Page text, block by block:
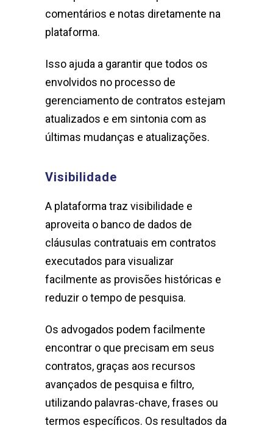
comentários e notas diretamente na
plataforma.
Isso ajuda a garantir que todos os
envolvidos no processo de
gerenciamento de contratos estejam
atualizados e em sintonia com as
últimas mudanças e atualizações.
Visibilidade
A plataforma traz visibilidade e
aproveita o banco de dados de
cláusulas contratuais em contratos
executados para visualizar
facilmente as provisões históricas e
reduzir o tempo de pesquisa.
Os advogados podem facilmente
encontrar o que precisam em seus
contratos, graças aos recursos
avançados de pesquisa e filtro,
utilizando palavras-chave, frases ou
termos específicos. Os resultados da